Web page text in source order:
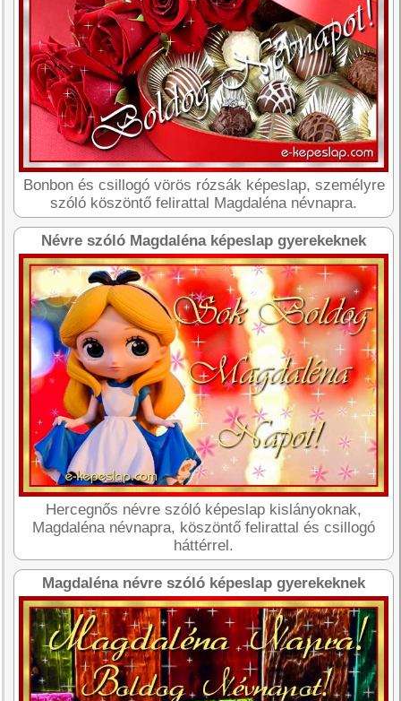
Bonbon és csillogó vörös rózsák képeslap, személyre
szóló köszöntő felirattal Magdaléna névnapra.
Névre szóló Magdaléna képeslap gyerekeknek
Hercegnős névre szóló képeslap kislányoknak,
Magdaléna névnapra, köszöntő felirattal és csillogó
háttérrel.
Magdaléna névre szóló képeslap gyerekeknek